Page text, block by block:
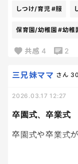
ことか。
い、、、😇
しつけ/育児 #服
保育園/幼稚園 #幼稚
共感 4 2
卒園式、卒業式
三兄妹ママ さん
2026.03.17 12:27
卒園式や卒業式
近所の子供達が